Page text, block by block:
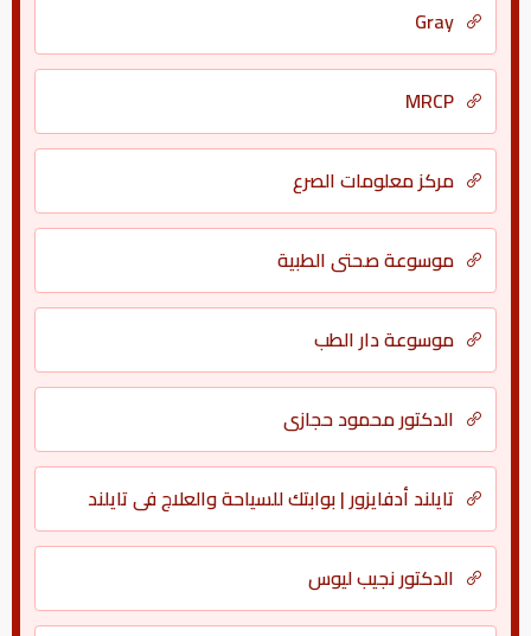
Gray
MRCP
مركز معلومات الصرع
موسوعة صحتي الطبية
موسوعة دار الطب
الدكتور محمود حجازي
تايلند أدفايزور | بوابتك للسياحة والعلاج في تايلند
الدكتور نجيب ليوس